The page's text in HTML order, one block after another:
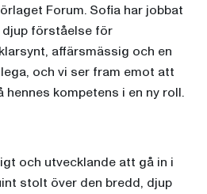
Forum. Sofia har jobbat
djup förståelse för
affärsmässig och en
och vi ser fram emot att
kompetens i en ny roll.
och utvecklande att gå in i
stolt över den bredd, djup